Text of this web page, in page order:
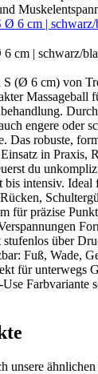
cm | schwarz/
(Ø 6 cm) von
Massageball
engere oder
Das robuste,
in Praxis,
du
intensiv. Ideal
für präzise
über
Fuß, Wade,
für unterwegs
Farbvariante
unsere